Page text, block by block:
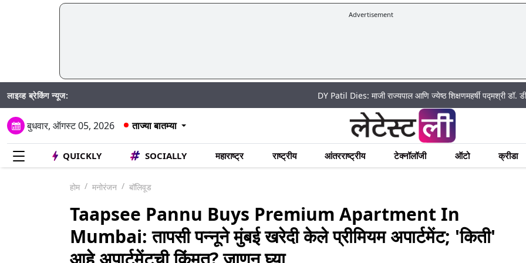
Advertisement
लाइव्ह ब्रेकिंग न्यूज: DY Patil Dies: माजी राज्यपाल आणि ज्येष्ठ शिक्षणमहर्षी पद्मश्री डॉ. डी. वाय.
बुधवार, ऑगस्ट 05, 2026 ताज्या बातम्या
QUICKLY SOCIALLY महाराष्ट्र राष्ट्रीय आंतरराष्ट्रीय टेक्नॉलॉजी ऑटो क्रीडा
होम मनोरंजन बॉलिवूड
Taapsee Pannu Buys Premium Apartment In
Mumbai: तापसी पन्नूने मुंबई खरेदी केले प्रीमियम अपार्टमेंट; 'किती'